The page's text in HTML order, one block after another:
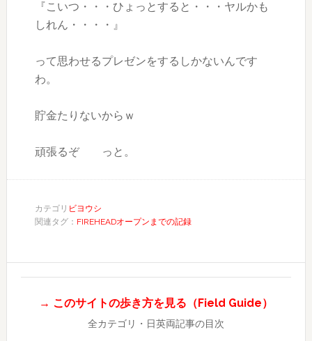
『こいつ・・・ひょっとすると・・・ヤルかも
しれん・・・・』
って思わせるプレゼンをするしかないんです
わ。
貯金たりないからｗ
頑張るぞ っと。
カテゴリ ビヨウシ
関連タグ： FIREHEADオープンまでの記録
→ このサイトの歩き方を見る（Field Guide）
全カテゴリ・日英両記事の目次